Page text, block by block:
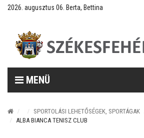
2026. augusztus 06. Berta, Bettina
MENÜ
SPORTOLÁSI LEHETŐSÉGEK, SPORTÁGAK
ALBA BIANCA TENISZ CLUB